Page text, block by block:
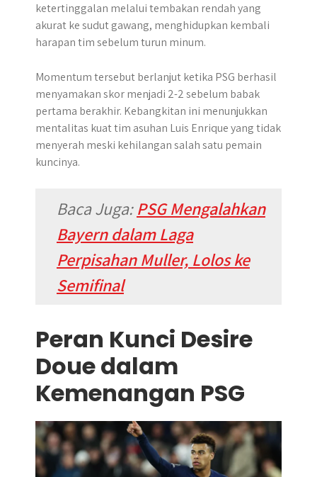
ketertinggalan melalui tembakan rendah yang
akurat ke sudut gawang, menghidupkan kembali
harapan tim sebelum turun minum.
Momentum tersebut berlanjut ketika PSG berhasil
menyamakan skor menjadi 2-2 sebelum babak
pertama berakhir. Kebangkitan ini menunjukkan
mentalitas kuat tim asuhan Luis Enrique yang tidak
menyerah meski kehilangan salah satu pemain
kuncinya.
Baca Juga:PSG Mengalahkan
Bayern dalam Laga
Perpisahan Muller, Lolos ke
Semifinal
Peran Kunci Desire
Doue dalam
Kemenangan PSG